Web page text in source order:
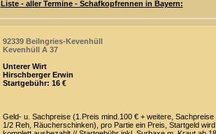
Liste - aller Termine - Schafkopfrennen in Bayern:
92339 Beilngries-Kevenhüll
Kevenhüll A 37
Unterer Wirt
Hirschberger Erwin
Startgebühr: 16 €
Geld- u. Sachpreise (1.Preis mind.100 € + weitere, Sachpreise
1/2 Reh, Räucherschinken), pro Partie ein Preis, Startgeld wird